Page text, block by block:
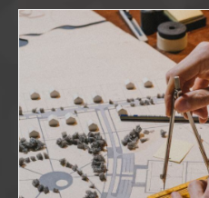
建築設計事務所：從規劃